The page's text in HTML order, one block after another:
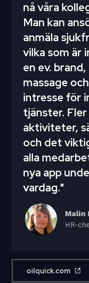
nå våra
Man kan
anmäla
vilka som är
en ev.
massage
intresse för
tjänster.
aktiviteter,
och det
alla
nya app
vardag."
Malin
HR-
oilquick.com